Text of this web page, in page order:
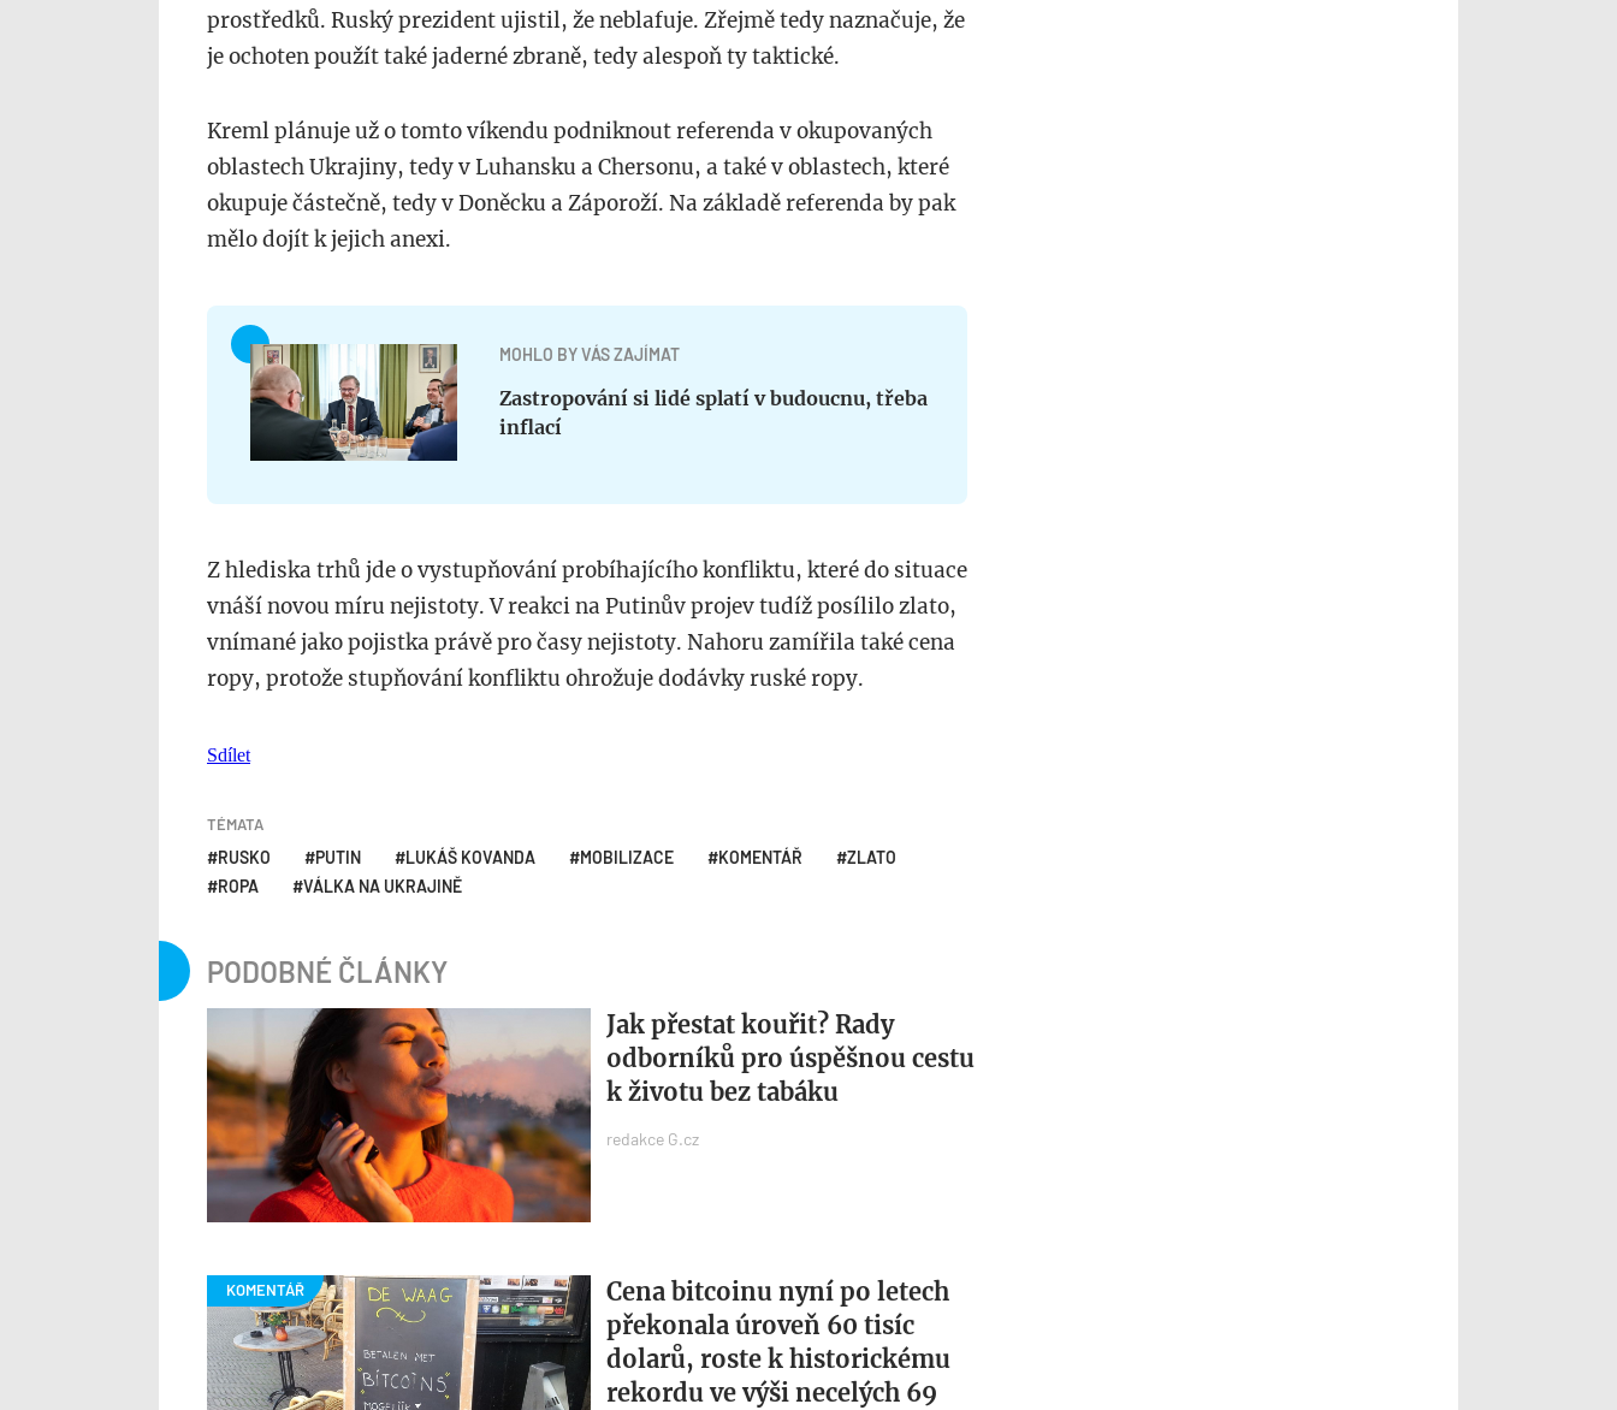
prostředků. Ruský prezident ujistil, že neblafuje. Zřejmě tedy naznačuje, že
je ochoten použít také jaderné zbraně, tedy alespoň ty taktické.
Kreml plánuje už o tomto víkendu podniknout referenda v okupovaných
oblastech Ukrajiny, tedy v Luhansku a Chersonu, a také v oblastech, které
okupuje částečně, tedy v Doněcku a Záporoží. Na základě referenda by pak
mělo dojít k jejich anexi.
MOHLO BY VÁS ZAJÍMAT
Zastropování si lidé splatí v budoucnu, třeba
inflací
Z hlediska trhů jde o vystupňování probíhajícího konfliktu, které do situace
vnáší novou míru nejistoty. V reakci na Putinův projev tudíž posílilo zlato,
vnímané jako pojistka právě pro časy nejistoty. Nahoru zamířila také cena
ropy, protože stupňování konfliktu ohrožuje dodávky ruské ropy.
Sdílet
TÉMATA
RUSKO PUTIN LUKÁŠ KOVANDA MOBILIZACE KOMENTÁŘ
ZLATO
ROPA
VÁLKA NA UKRAJINĚ
PODOBNÉ ČLÁNKY
Jak přestat kouřit? Rady
odborníků pro úspěšnou cestu
k životu bez tabáku
redakce G.cz
Cena bitcoinu nyní po letech
překonala úroveň 60 tisíc
dolarů, roste k historickému
rekordu ve výši necelých 69